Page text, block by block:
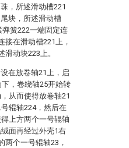
，所述滑动槽221
块，所述滑动槽
簧222一端固定连
接在滑动槽221上，
动块223上。
在放卷轴21上，启
，卷绕轴25开始转
从而使得放卷轴21
辊轴224，然后在
上方两个一号辊轴
面再经过外壳1右
两个一号辊轴23，